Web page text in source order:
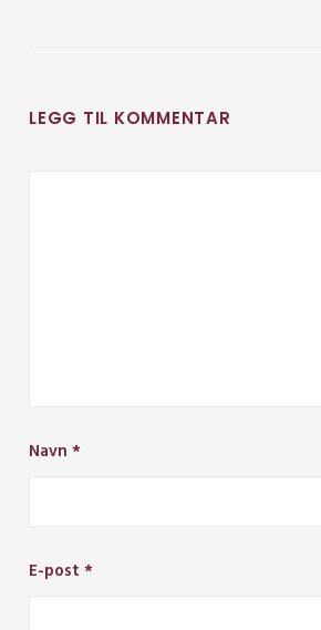
LEGG TIL KOMMENTAR
Navn *
E-post *